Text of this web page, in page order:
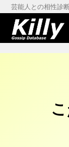
芸能人との相性診